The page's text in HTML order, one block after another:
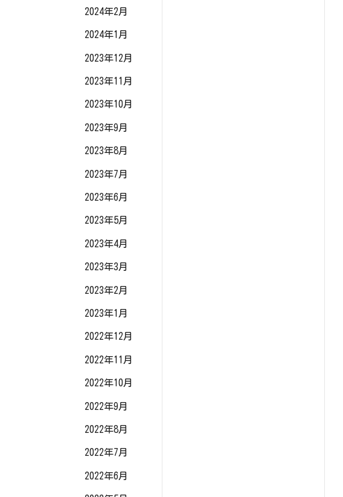
2024年2月
2024年1月
2023年12月
2023年11月
2023年10月
2023年9月
2023年8月
2023年7月
2023年6月
2023年5月
2023年4月
2023年3月
2023年2月
2023年1月
2022年12月
2022年11月
2022年10月
2022年9月
2022年8月
2022年7月
2022年6月